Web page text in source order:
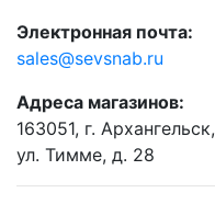
Электронная почта:
sales@sevsnab.ru
Адреса магазинов:
163051, г. Архангельск,
ул. Тимме, д. 28